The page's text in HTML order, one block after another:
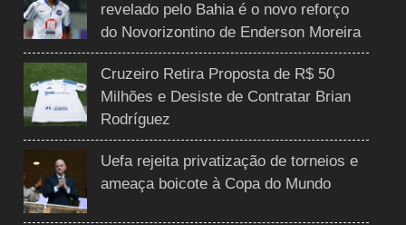
revelado pelo Bahia é o novo reforço
do Novorizontino de Enderson Moreira
Cruzeiro Retira Proposta de R$ 50
Milhões e Desiste de Contratar Brian
Rodríguez
Uefa rejeita privatização de torneios e
ameaça boicote à Copa do Mundo